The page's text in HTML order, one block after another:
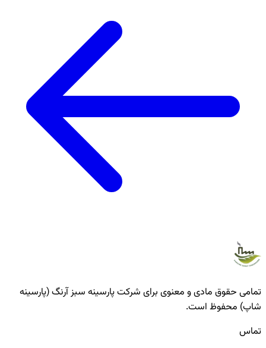
تمامی حقوق مادی و معنوی برای شرکت پارسینه سبز آرنگ (پارسینه
شاپ) محفوظ است.
تماس